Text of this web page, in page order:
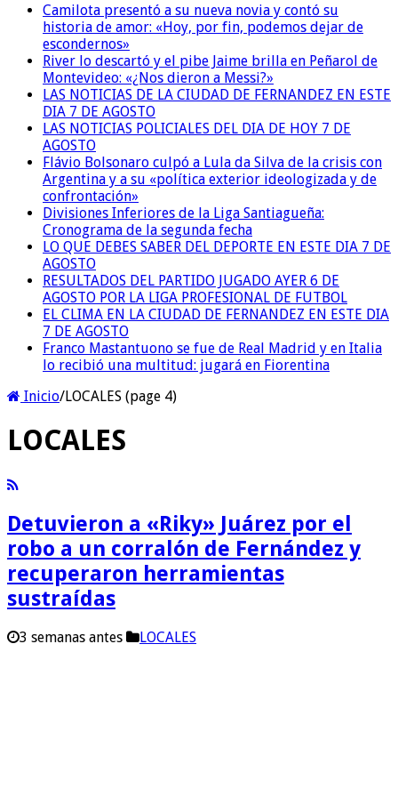
Camilota presentó a su nueva novia y contó su
historia de amor: «Hoy, por fin, podemos dejar de
escondernos»
River lo descartó y el pibe Jaime brilla en Peñarol de
Montevideo: «¿Nos dieron a Messi?»
LAS NOTICIAS DE LA CIUDAD DE FERNANDEZ EN ESTE
DIA 7 DE AGOSTO
LAS NOTICIAS POLICIALES DEL DIA DE HOY 7 DE
AGOSTO
Flávio Bolsonaro culpó a Lula da Silva de la crisis con
Argentina y a su «política exterior ideologizada y de
confrontación»
Divisiones Inferiores de la Liga Santiagueña:
Cronograma de la segunda fecha
LO QUE DEBES SABER DEL DEPORTE EN ESTE DIA 7 DE
AGOSTO
RESULTADOS DEL PARTIDO JUGADO AYER 6 DE
AGOSTO POR LA LIGA PROFESIONAL DE FUTBOL
EL CLIMA EN LA CIUDAD DE FERNANDEZ EN ESTE DIA
7 DE AGOSTO
Franco Mastantuono se fue de Real Madrid y en Italia
lo recibió una multitud: jugará en Fiorentina
Inicio/LOCALES (page 4)
LOCALES
Detuvieron a «Riky» Juárez por el
robo a un corralón de Fernández y
recuperaron herramientas
sustraídas
3 semanas antes LOCALES